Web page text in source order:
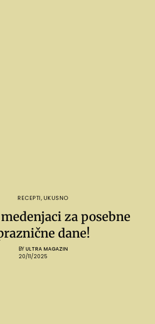
RECEPTI, UKUSNO
za posebne
dane!
BY ULTRA MAGAZIN
20/11/2025